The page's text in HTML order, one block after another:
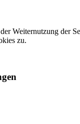
Weiternutzung der
zu.